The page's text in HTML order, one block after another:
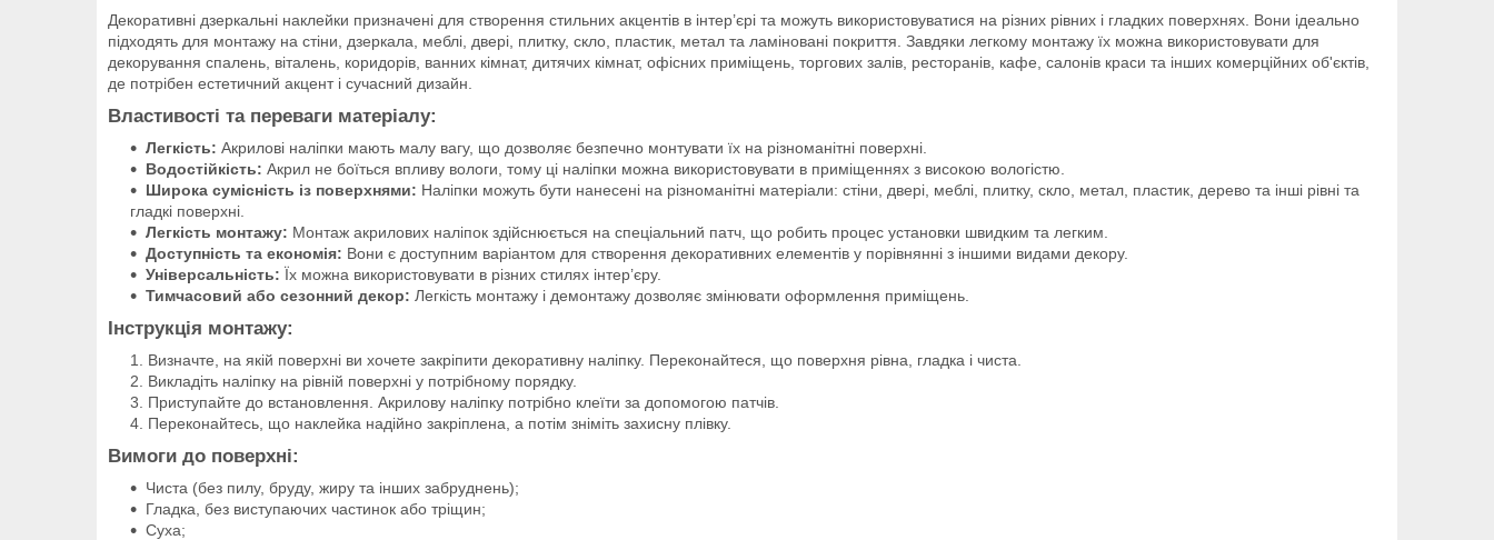
Декоративні дзеркальні наклейки призначені для створення стильних акцентів в інтер’єрі та можуть використовуватися на різних рівних і гладких поверхнях. Вони ідеально
підходять для монтажу на стіни, дзеркала, меблі, двері, плитку, скло, пластик, метал та ламіновані покриття. Завдяки легкому монтажу їх можна використовувати для
декорування спалень, віталень, коридорів, ванних кімнат, дитячих кімнат, офісних приміщень, торгових залів, ресторанів, кафе, салонів краси та інших комерційних об'єктів,
де потрібен естетичний акцент і сучасний дизайн.
Властивості та переваги матеріалу:
Легкість: Акрилові наліпки мають малу вагу, що дозволяє безпечно монтувати їх на різноманітні поверхні.
Водостійкість: Акрил не боїться впливу вологи, тому ці наліпки можна використовувати в приміщеннях з високою вологістю.
Широка сумісність із поверхнями: Наліпки можуть бути нанесені на різноманітні матеріали: стіни, двері, меблі, плитку, скло, метал, пластик, дерево та інші рівні та
гладкі поверхні.
Легкість монтажу: Монтаж акрилових наліпок здійснюється на спеціальний патч, що робить процес установки швидким та легким.
Доступність та економія: Вони є доступним варіантом для створення декоративних елементів у порівнянні з іншими видами декору.
Універсальність: Їх можна використовувати в різних стилях інтер’єру.
Тимчасовий або сезонний декор: Легкість монтажу і демонтажу дозволяє змінювати оформлення приміщень.
Інструкція монтажу:
Визначте, на якій поверхні ви хочете закріпити декоративну наліпку. Переконайтеся, що поверхня рівна, гладка і чиста.
Викладіть наліпку на рівній поверхні у потрібному порядку.
Приступайте до встановлення. Акрилову наліпку потрібно клеїти за допомогою патчів.
Переконайтесь, що наклейка надійно закріплена, а потім зніміть захисну плівку.
Вимоги до поверхні:
Чиста (без пилу, бруду, жиру та інших забруднень);
Гладка, без виступаючих частинок або тріщин;
Суха;